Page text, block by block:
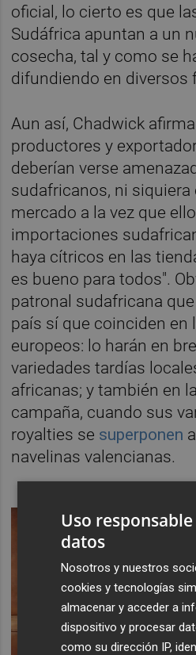
oficial, lo cierto es que
Sudáfrica apuntan a un
cosecha, tal y como se
difundiendo en diversos
Aun así, Chadwick
productores y
deberían verse
sudafricanos, ni siquiera
mercado a la vez que
importaciones
haya cítricos en las
es bueno para todos".
patronal sudafricana
país sí que coinciden en
europeos: lo harán en
variedades tardías
africanas; y también en
campaña, cuando sus
royalties se superponen
navelinas valencianas.
Uso
datos
Nosotros y nuestros
cookies y tecnologías
almacenar y acceder a
dispositivo y procesar
como su dirección IP,